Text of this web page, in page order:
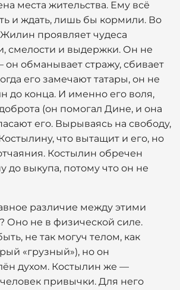
места жительства. Ему всё
и ждать, лишь бы кормили. Во
проявляет чудеса
смелости и выдержки. Он не
обманывает стражу, сбивает
его замечают татары, он не
до конца. И именно его воля,
(он помогал Дине, и она
его. Вырываясь на свободу,
что вытащит и его, но
Костылин обречен
до выкупа, потому что он не
различие между этими
Оно не в физической силе.
не так могуч телом, как
«грузный»), но он
духом. Костылин же —
привычки. Для него